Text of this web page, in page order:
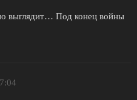
выглядит… Под конец войны